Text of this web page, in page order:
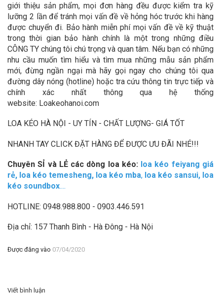
giới thiệu sản phẩm, mọi đơn hàng đều được kiểm tra kỹ
lưỡng 2 lần để tránh mọi vấn đề về hỏng hóc trước khi hàng
được chuyển đi. Bảo hành miễn phí mọi vấn đề về kỹ thuật
trong thời gian bảo hành chính là một trong những điều
CÔNG TY chúng tôi chú trọng và quan tâm. Nếu bạn có những
nhu cầu muốn tìm hiểu và tìm mua những mẫu sản phẩm
mới, đừng ngần ngại mà hãy gọi ngay cho chúng tôi qua
đường dây nóng (hotline) hoặc tra cứu thông tin trực tiếp và
chính xác nhất thông qua hệ thống
website: Loakeohanoi.com
LOA KÉO HÀ NỘI - UY TÍN - CHẤT LƯỢNG- GIÁ TỐT
NHANH TAY CLICK ĐẶT HÀNG ĐỂ ĐƯỢC ƯU ĐÃI NHÉ!!!
Chuyên SỈ và LẺ các dòng loa kéo: loa kéo feiyang giá
rẻ, loa kéo temesheng, loa kéo mba, loa kéo sansui, loa
kéo soundbox....
HOTLINE: 0948.988.800 - 0903.446.591
Địa chỉ: 157 Thanh Bình - Hà Đông - Hà Nội
Được đăng vào 07/04/2020
Viết bình luận